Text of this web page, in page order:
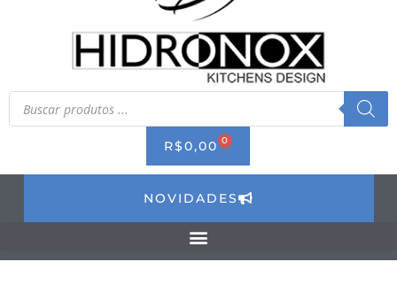
Pesquisar
produtos
R$0,00 0 CART
NOVIDADES